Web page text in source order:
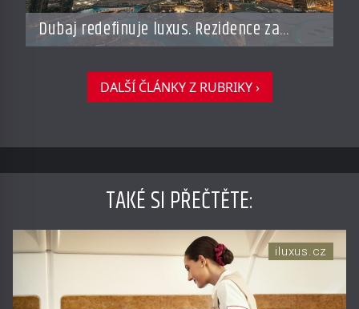
Dubaj redefinuje luxus. Rezidence za
miliardy dnes připomínají soukromé
resorty budoucnosti
DALŠÍ ČLÁNKY Z RUBRIKY ›
TAKÉ SI PŘEČTĚTE:
iluxus.cz